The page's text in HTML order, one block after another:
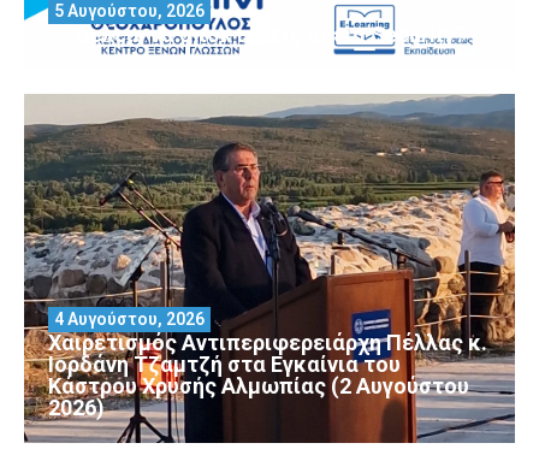
Θέλεις να αποκτήσεις άδεια Security?
5 Αυγούστου, 2026
Χαιρετισμός Αντιπεριφερειάρχη Πέλλας κ.
Ιορδάνη Τζαμτζή στα Εγκαίνια του
Κάστρου Χρυσής Αλμωπίας (2 Αυγούστου
2026)
4 Αυγούστου, 2026